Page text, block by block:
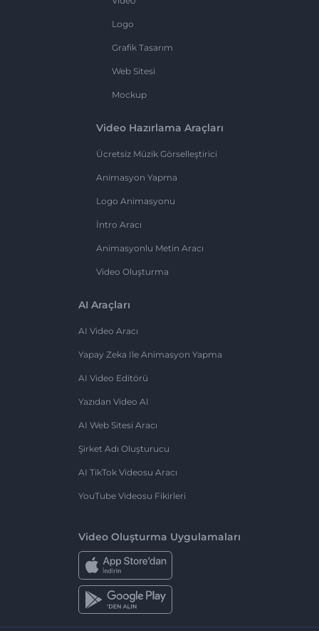
Logo
Grafik Tasarım
Web Sitesi
Mockup
Video Hazırlama Araçları
Ücretsiz Müzik Görselleştirici
Animasyon Yapma
Logo Animasyonu
İntro Aracı
Animasyonlu Metin Aracı
Video Oluşturma
AI Araçları
AI Video Aracı
Yapay Zeka Ile Animasyon Yapma
AI Video Editörü
Yazıdan Video AI
AI Web Sitesi Aracı
Şirket Adı Oluşturucu
AI TikTok Videosu Aracı
YouTube Videosu Fikirleri
Video Oluşturma Uygulamaları